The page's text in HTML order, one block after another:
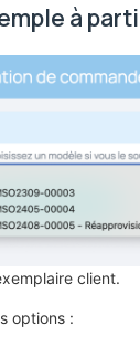
à
client.
options :